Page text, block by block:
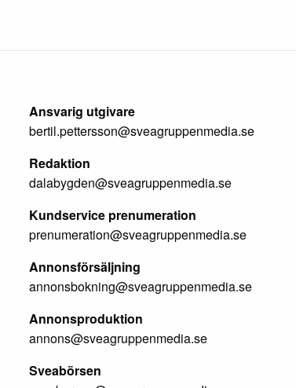
Ansvarig utgivare
bertil.pettersson@sveagruppenmedia.se
Redaktion
dalabygden@sveagruppenmedia.se
Kundservice prenumeration
prenumeration@sveagruppenmedia.se
Annonsförsäljning
annonsbokning@sveagruppenmedia.se
Annonsproduktion
annons@sveagruppenmedia.se
Sveabörsen